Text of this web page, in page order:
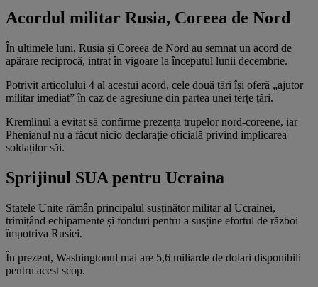
Acordul militar Rusia, Coreea de Nord
În ultimele luni, Rusia și Coreea de Nord au semnat un acord de
apărare reciprocă, intrat în vigoare la începutul lunii decembrie.
Potrivit articolului 4 al acestui acord, cele două țări își oferă „ajutor
militar imediat” în caz de agresiune din partea unei terțe țări.
Kremlinul a evitat să confirme prezența trupelor nord-coreene, iar
Phenianul nu a făcut nicio declarație oficială privind implicarea
soldaților săi.
Sprijinul SUA pentru Ucraina
Statele Unite rămân principalul susținător militar al Ucrainei,
trimițând echipamente și fonduri pentru a susține efortul de război
împotriva Rusiei.
În prezent, Washingtonul mai are 5,6 miliarde de dolari disponibili
pentru acest scop.